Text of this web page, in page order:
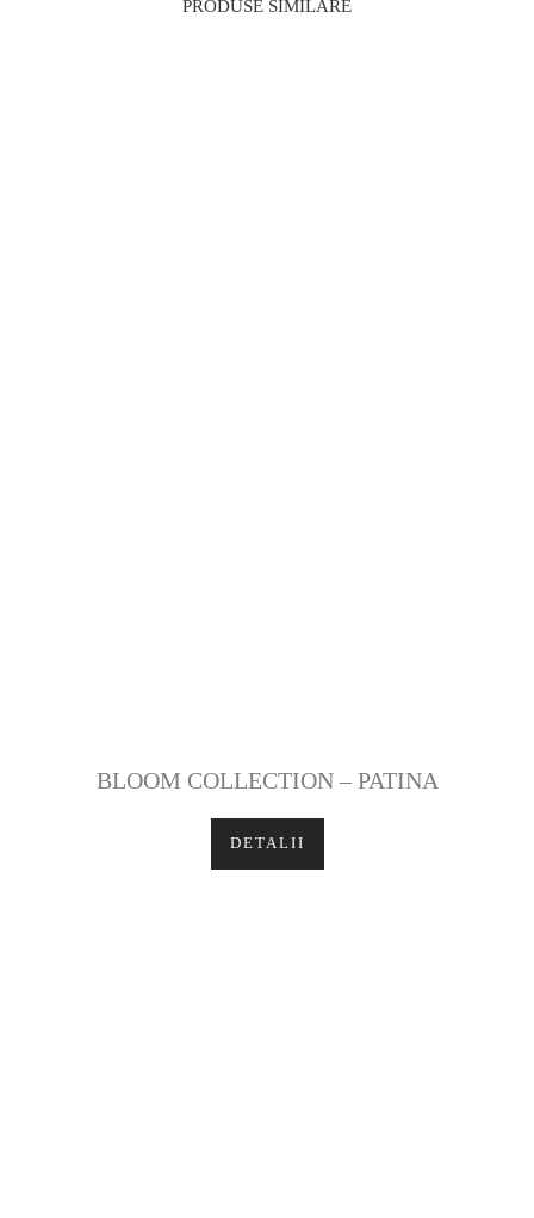
PRODUSE SIMILARE
BLOOM COLLECTION – PATINA
DETALII